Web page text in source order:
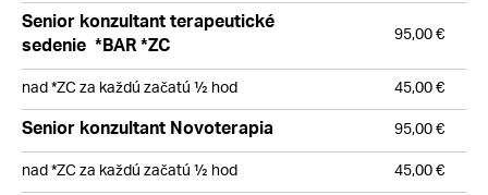
Senior konzultant terapeutické
sedenie *BAR *ZC
95,00 €
nad *ZC za každú začatú ½ hod
45,00€
Senior konzultant Novoterapia
95,00 €
nad *ZC za každú začatú ½ hod
45,00 €